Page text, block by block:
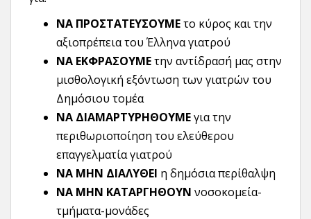
ΝΑ ΠΡΟΣΤΑΤΕΥΣΟΥΜΕτο κύρος και την
αξιοπρέπεια του Έλληνα γιατρού
ΝΑ ΕΚΦΡΑΣΟΥΜΕτην αντίδρασή μας στην
μισθολογική εξόντωση των γιατρών του
Δημόσιου τομέα
ΝΑ ΔΙΑΜΑΡΤΥΡΗΘΟΥΜΕγια την
περιθωριοποίηση του ελεύθερου
επαγγελματία γιατρού
ΝΑ ΜΗΝ ΔΙΑΛΥΘΕΙ η δημόσια περίθαλψη
ΝΑ ΜΗΝ ΚΑΤΑΡΓΗΘΟΥΝ νοσοκομεία-
τμήματα-μονάδες